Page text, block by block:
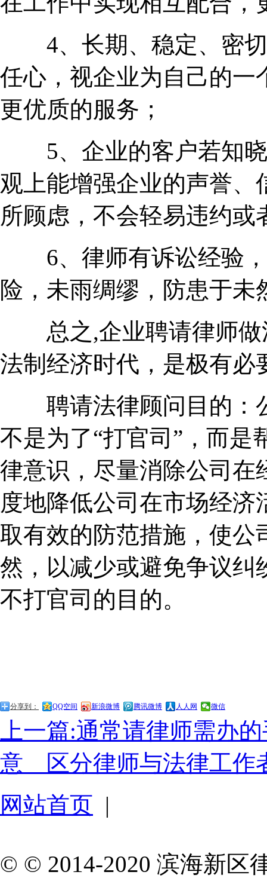
4、长期、稳定、密切
任心，视企业为自己的一
更优质的服务；
5、企业的客户若知晓
观上能增强企业的声誉、
所顾虑，不会轻易违约或
6、律师有诉讼经验，
险，未雨绸缪，防患于未
总之,企业聘请律师做
法制经济时代，是极有必
聘请法律顾问目的：
不是为了“打官司”，而是
律意识，尽量消除公司在
度地降低公司在市场经
取有效的防范措施，使公
然，以减少或避免争议纠
不打官司的目的。
分享到： QQ空间 新浪微博 腾讯微博 人人网 微信
上一篇:通常请律师需办
意 区分律师与法律工作
网站首页 |
© © 2014-2020 滨海新区